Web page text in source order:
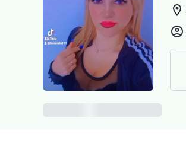
location_on
account_circle